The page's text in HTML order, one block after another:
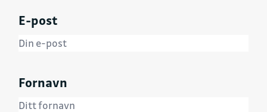
E-post
Fornavn